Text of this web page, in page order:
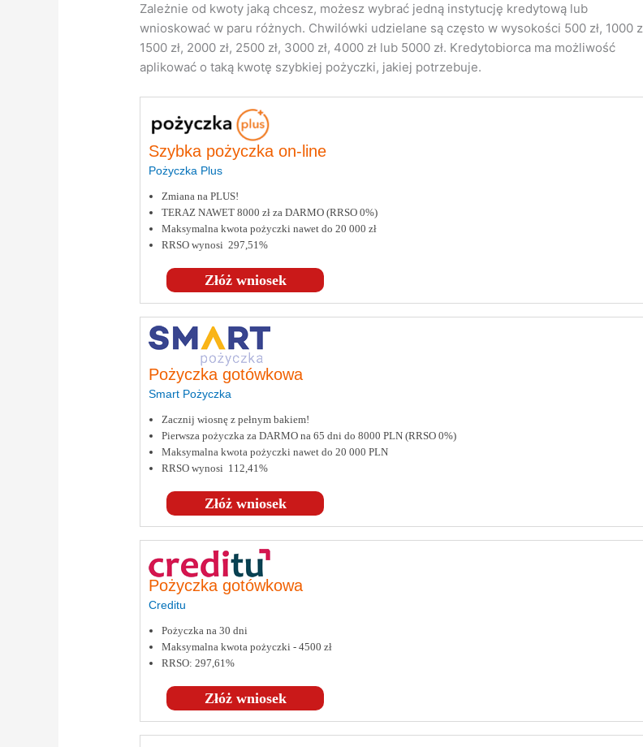
Zależnie od kwoty jaką chcesz, możesz wybrać jedną instytucję kredytową lub
wnioskować w paru różnych. Chwilówki udzielane są często w wysokości 500 zł, 1000
1500 zł, 2000 zł, 2500 zł, 3000 zł, 4000 zł lub 5000 zł. Kredytobiorca ma możliwość
aplikować o taką kwotę szybkiej pożyczki, jakiej potrzebuje.
Szybka pożyczka on-line
Pożyczka Plus
Złóż wniosek
Zmiana na PLUS!
TERAZ NAWET 8000 zł za DARMO (RRSO 0%)
Maksymalna kwota pożyczki nawet do 20 000 zł
RRSO wynosi 297,51%
Pożyczka gotówkowa
Smart Pożyczka
Złóż wniosek
Zacznij wiosnę z pełnym bakiem!
Pierwsza pożyczka za DARMO na 65 dni do 8000 PLN (RRSO 0%)
Maksymalna kwota pożyczki nawet do 20 000 PLN
RRSO wynosi 112,41%
Pożyczka gotówkowa
Creditu
Złóż wniosek
Pożyczka na 30 dni
Maksymalna kwota pożyczki - 4500 zł
RRSO: 297,61%